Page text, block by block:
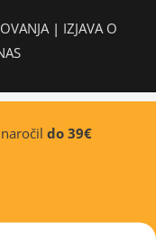
| IZJAVA O
do 39€